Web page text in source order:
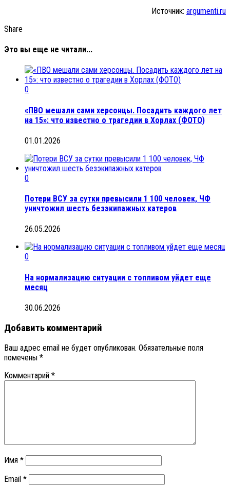
Источник: argumenti.ru
Share
Это вы еще не читали...
0
«ПВО мешали сами херсонцы. Посадить каждого лет
на 15»: что известно о трагедии в Хорлах (ФОТО)
01.01.2026
0
Потери ВСУ за сутки превысили 1 100 человек, ЧФ
уничтожил шесть безэкипажных катеров
26.05.2026
0
На нормализацию ситуации с топливом уйдет еще
месяц
30.06.2026
Добавить комментарий
Ваш адрес email не будет опубликован. Обязательные поля
помечены *
Комментарий *
Имя *
Email *